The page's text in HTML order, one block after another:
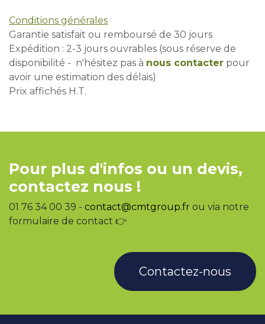
Conditions générales
Garantie satisfait ou remboursé de 30 jours
Expédition : 2-3 jours ouvrables (sous réserve de
disponibilité - n'hésitez pas à nous contacter pour
avoir une estimation des délais)
Prix affichés H.T.
Pour plus d'infos ou un devis,
contactez nous !
01 76 34 00 39 - contact@cmtgroup.fr ou via notre
formulaire de contact 👉
Contactez-nous